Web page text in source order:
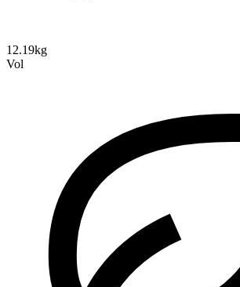
12.19kg
Vol